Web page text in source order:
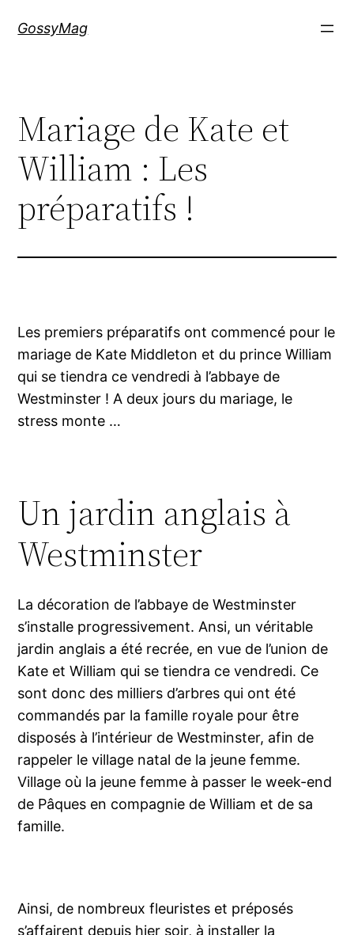
GossyMag
Mariage de Kate et
William : Les
préparatifs !
Les premiers préparatifs ont commencé pour le
mariage de Kate Middleton et du prince William
qui se tiendra ce vendredi à l’abbaye de
Westminster ! A deux jours du mariage, le
stress monte …
Un jardin anglais à
Westminster
La décoration de l’abbaye de Westminster
s’installe progressivement. Ansi, un véritable
jardin anglais a été recrée, en vue de l’union de
Kate et William qui se tiendra ce vendredi. Ce
sont donc des milliers d’arbres qui ont été
commandés par la famille royale pour être
disposés à l’intérieur de Westminster, afin de
rappeler le village natal de la jeune femme.
Village où la jeune femme à passer le week-end
de Pâques en compagnie de William et de sa
famille.
Ainsi, de nombreux fleuristes et préposés
s’affairent depuis hier soir, à installer la